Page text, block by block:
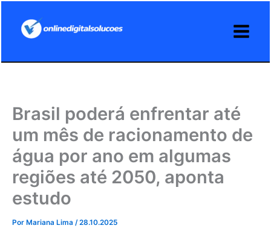
Brasil poderá enfrentar até
um mês de racionamento de
água por ano em algumas
regiões até 2050, aponta
estudo
Por Mariana Lima /28.10.2025